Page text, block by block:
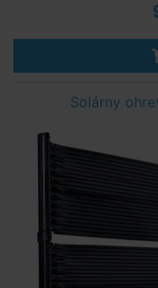
Solárny